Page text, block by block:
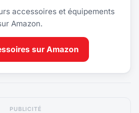
accessoires et équipements
Amazon.
sur Amazon
PUBLICITÉ